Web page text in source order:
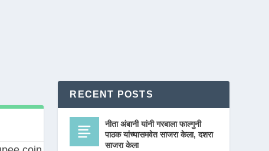
RECENT POSTS
नीता अंबानी यांनी गरबाला फाल्गुनी
पाठक यांच्यासमवेत साजरा केला, दशरा
साजरा केला